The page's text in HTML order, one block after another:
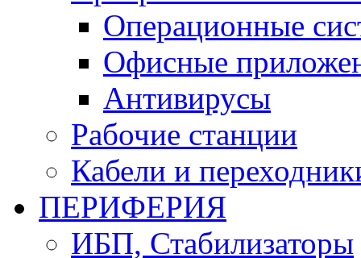
Операционные
Офисные
Антивирусы
Рабочие станции
Кабели и
ПЕРИФЕРИЯ
ИБП, Стабилизаторы